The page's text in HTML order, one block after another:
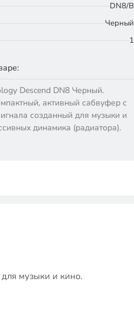
DN8/B
Черный
1
Descend DN8 Черный.
активный сабвуфер с
созданный для музыки и
динамика (радиатора).
музыки и кино.